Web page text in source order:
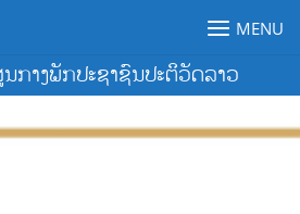
ກາງພັກປະຊາຊົນປະຕິວັດລາວ
MENU